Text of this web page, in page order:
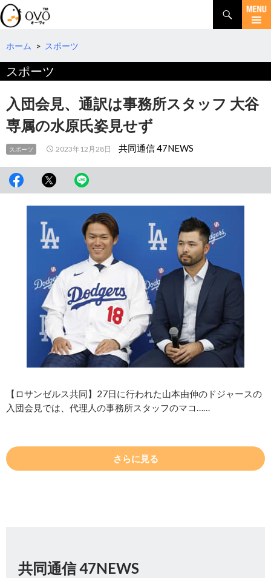
検
索
コ
テ
へ
動
ホーム > スポーツ
スポーツ
入団会見、通訳は事務所スタッフ 大谷
専属の水原氏姿見せず
スポーツ 2023年12月28日 共同通信 47NEWS
【ロサンゼルス共同】27日に行われた山本由伸のドジャースの
入団会見では、代理人の事務所スタッフのマコ……
さらに見る
共同通信 47NEWS